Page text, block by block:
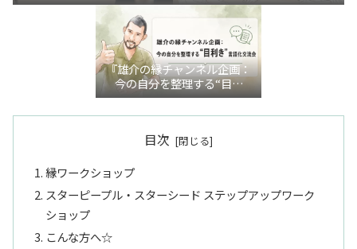
『雄介の縁チャンネル企画：
今の自分を整理する“目利
き”言語化交流会』
目次
縁ワークショップ
スターピープル・スターシード ステップアップワーク
ショップ
こんな方へ☆